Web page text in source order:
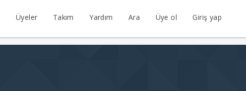
Üyeler Takım Yardım Ara Üye ol Giriş yap